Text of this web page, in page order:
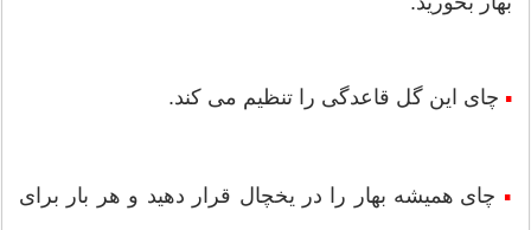
▪ چای این گل قاعدگی را تنظیم می کند.
▪ چای همیشه بهار را در یخچال قرار دهید و هر بار برای